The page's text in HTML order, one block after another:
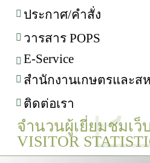
ประกาศ/คำสั่ง
วารสาร POPS
E-Service
สำนักงานเกษตรและส
ติดต่อเรา
จำนวนผู้เยี่ยมชมเว็
VISITOR